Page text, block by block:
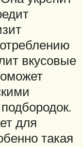
вкусовые
для
такая